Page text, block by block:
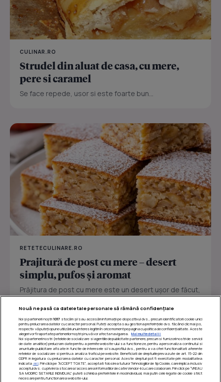
CULINAR.RO
Strudel din aluat de casa, cu mere,
pere si caramel
Se face repede, usor si este foarte bun...
RETETECULINARE.RO
Prajitură de post cu mere – desert
simplu, pufos și aromat
Prăjitura de post cu mere este un desert ușor de făcut,
sau...
Nouă ne pasă ca datele tale personale să rămână confidențiale
Noi și partenerii noștri 1017 stocăm și/sau accesăm informații pe dispozitivul dvs., precum identificatorii cookie unici
pentru prelucrarea datelor cu caracter personal. Puteți accepta sau gestiona preferințele dvs. făcând clic mai jos,
respectiv vă puteți opune utilizării unui interes legitim în orice moment pe pagina cu politica de confidențialitate. Aceste
alegeri vor fi raportate partenerilor noștri și nu vă vor afecta navigarea.
Mai multe detalii
Noi si partenerii nostri (retelele de socializare si agentiile de publicitate partenere, precum si furnizorii nostri de servicii
de date analitice) prelucram date pentru a permite website-ului sa functioneze, pentru a personaliza continutul si
anunturile publicitare afisate in functie de interesele si/sau profilul dvs., pentru a va oferi functionalitati aferente
retelelor de socializare si pentru a analiza traficul pe website. Beneficiati de drepturile prevazute de art. 15-22 din
GDPR in legatura cu prelucrarea datelor cu caracter personal. Aceste drepturi pot fi exercitate prin modalitatea
indicata aici. Prin click pe “ACCEPT TOATE”, acceptati folosirea tuturor Tehnologiilor de tip Cookie, care implica inclusiv
acceptul dvs. cu privire la stocarea/accesarea informatiilor de catre Vendor-ii cu care colaboram. Prin click pe “VREAU
SA MODIFIC SETARILE INDIVIDUAL” puteti schimba preferintele in mod individual, mai putin cele legate de cookie strict
necesare pentru functionarea website-ului.